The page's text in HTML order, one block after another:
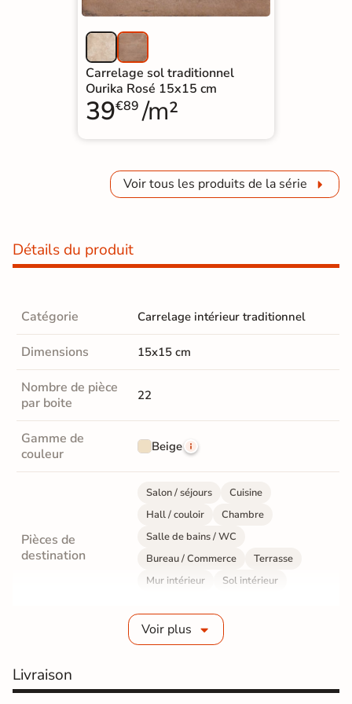
Carrelage sol traditionnel
Ourika Rosé 15x15 cm
39€89 /m²
Voir tous les produits de la série
Détails du produit
Catégorie Carrelage intérieur traditionnel
Dimensions 15x15 cm
Nombre de pièce
par boite
22
Gamme de
couleur
Beige
Pièces de
destination
Salon / séjours
Cuisine
Hall / couloir
Chambre
Salle de bains / WC
Bureau / Commerce
Terrasse
Mur intérieur
Sol intérieur
Grès cérame émaillé
Epaisseur
Voir plus
Livraison